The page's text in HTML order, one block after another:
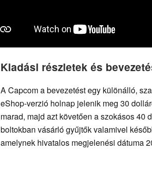
Kiadási részletek és
A Capcom a bevezetést egy különálló,
eShop-verzió holnap jelenik meg 30
marad, majd azt követően a szokásos 40
boltokban vásárló gyűjtők valamivel
amelynek hivatalos megjelenési dátuma